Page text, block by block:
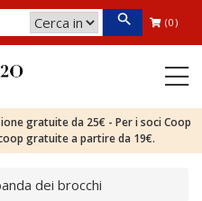
(0)
gratuite da 25€ - Per i soci Coop
gratuite a partire da 19€.
dei brocchi